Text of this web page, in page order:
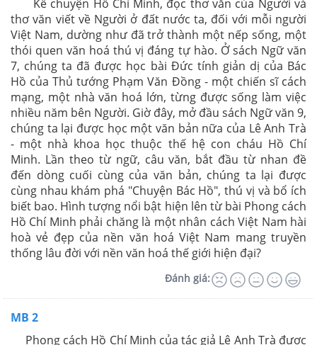
Kể chuyện Hồ Chí Minh, đọc thơ văn của Người và
thơ văn viết về Người ở đất nước ta, đối với mỗi người
Việt Nam, dường như đã trở thành một nếp sống, một
thói quen văn hoá thú vị đáng tự hào. Ở sách Ngữ văn
7, chúng ta đã được học bài Đức tính giản dị của Bác
Hồ của Thủ tướng Phạm Văn Đồng - một chiến sĩ cách
mạng, một nhà văn hoá lớn, từng được sống làm việc
nhiều năm bên Người. Giờ đây, mở đầu sách Ngữ văn 9,
chúng ta lại được học một văn bản nữa của Lê Anh Trà
- một nhà khoa học thuộc thế hệ con cháu Hồ Chí
Minh. Lần theo từ ngữ, câu văn, bắt đầu từ nhan đề
đến dòng cuối cùng của văn bản, chúng ta lại được
cùng nhau khám phá "Chuyện Bác Hồ", thú vị và bổ ích
biết bao. Hình tượng nổi bật hiện lên từ bài Phong cách
Hồ Chí Minh phải chăng là một nhân cách Việt Nam hài
hoà vẻ đẹp của nền văn hoá Việt Nam mang truyền
thống lâu đời với nền văn hoá thế giới hiện đại?
Đánh giá:
MB 2
Phong cách Hồ Chí Minh của tác giả Lê Anh Trà được